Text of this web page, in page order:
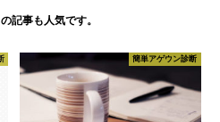
記事も人気です。
簡単アゲウン診断